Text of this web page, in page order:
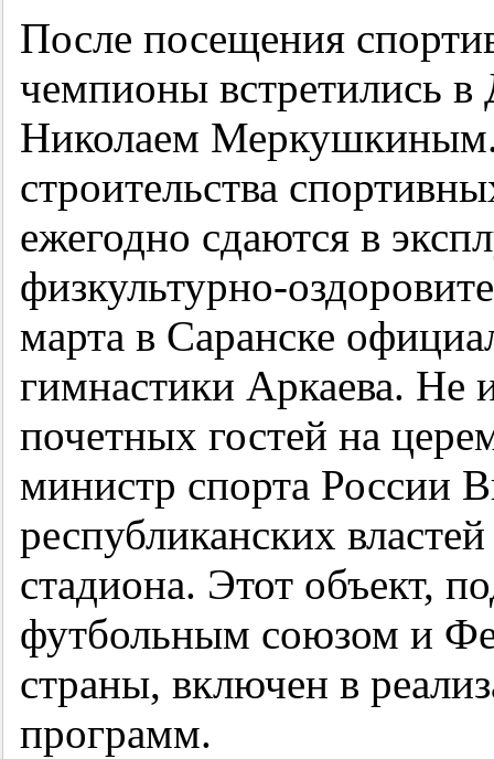
После посещения
чемпионы встретились
Николаем Меркушкиным.
строительства
ежегодно сдаются в
физкультурно-
марта в Саранске
гимнастики Аркаева. Не
почетных гостей на
министр спорта России
республиканских
стадиона. Этот объект,
футбольным союзом и
страны, включен в
программ.